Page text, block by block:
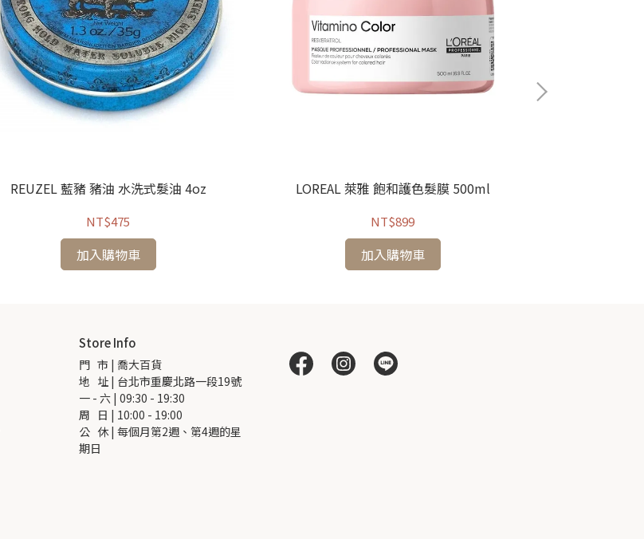
REUZEL 藍豬 豬油 水洗式髮油 4oz
NT$475
加入購物車
LOREAL 萊雅 飽和護色髮膜 500ml
NT$899
加入購物車
Store Info
門   市 | 喬大百貨
地   址 | 台北市重慶北路一段19號
一 - 六 | 09:30 - 19:30
周   日 | 10:00 - 19:00
公   休 | 每個月第2週、第4週的星
期日